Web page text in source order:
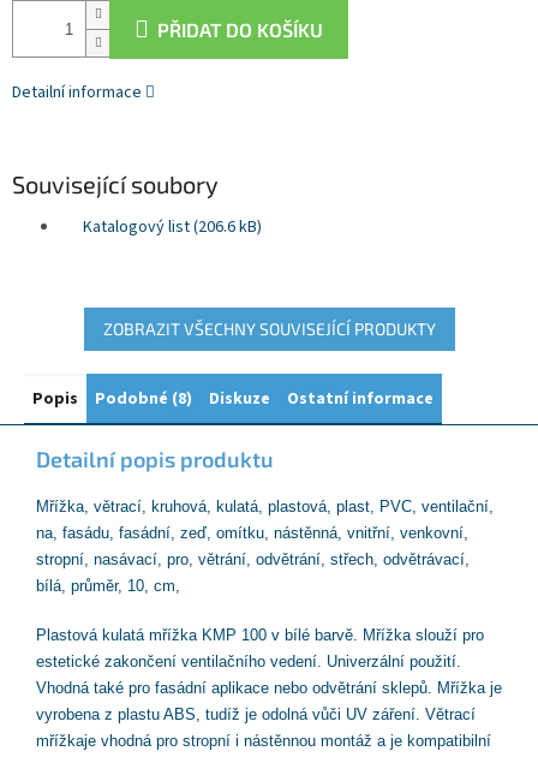
PŘIDAT DO KOŠÍKU
Detailní informace
Související soubory
Katalogový list (206.6 kB)
ZOBRAZIT VŠECHNY SOUVISEJÍCÍ PRODUKTY
Popis Podobné (8) Diskuze Ostatní informace
Detailní popis produktu
Mřížka, větrací, kruhová, kulatá, plastová, plast, PVC, ventilační,
na, fasádu, fasádní, zeď, omítku, nástěnná, vnitřní, venkovní,
stropní, nasávací, pro, větrání, odvětrání, střech, odvětrávací,
bílá, průměr, 10, cm,
Plastová kulatá mřížka KMP 100 v bílé barvě. Mřížka slouží pro
estetické zakončení ventilačního vedení. Univerzální použití.
Vhodná také pro fasádní aplikace nebo odvětrání sklepů. Mřížka je
vyrobena z plastu ABS, tudíž je odolná vůči UV záření. Větrací
mřížkaje vhodná pro stropní i nástěnnou montáž a je kompatibilní